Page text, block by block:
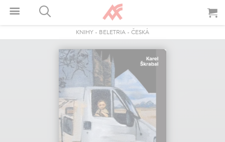
KNIHY - BELETRIA - ČESKÁ